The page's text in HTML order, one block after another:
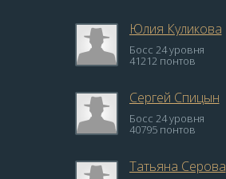
Юлия Куликова
Босс 24 уровня
41212 понтов
Сергей Спицын
Босс 24 уровня
40795 понтов
Татьяна Серова